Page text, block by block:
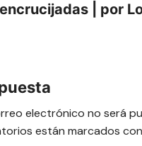
| por
electrónico no será
están marcados con